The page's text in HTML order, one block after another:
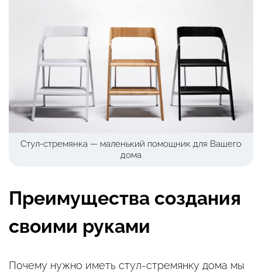
Стул-стремянка — маленький помощник для Вашего
дома
Преимущества создания
своими руками
Почему нужно иметь стул-стремянку дома мы